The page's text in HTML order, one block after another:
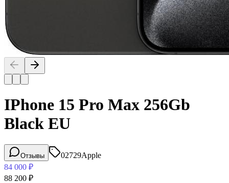
IPhone 15 Pro Max 256Gb
Black EU
Отзывы 02729Apple
84 000 ₽
88 200 ₽